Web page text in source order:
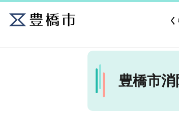
豊橋市